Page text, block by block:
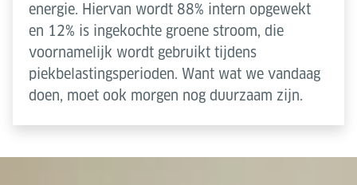
energie. Hiervan wordt 88% intern opgewekt
en 12% is ingekochte groene stroom, die
voornamelijk wordt gebruikt tijdens
piekbelastingsperioden. Want wat we vandaag
doen, moet ook morgen nog duurzaam zijn.